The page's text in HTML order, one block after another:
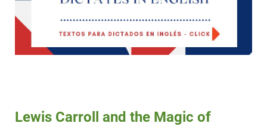
Lewis Carroll and the Magic of